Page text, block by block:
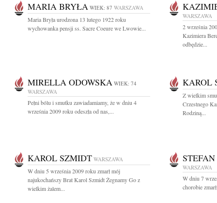
MARIA BRYŁA WIEK: 87 WARSZAWA
Maria Bryła urodzona 13 lutego 1922 roku
wychowanka pensji ss. Sacre Coeure we Lwowie...
WARSZAWA
2 września
Kazimiera
odbędzie...
MIRELLA ODOWSKA WIEK: 74
WARSZAWA
Pełni bólu i smutku zawiadamiamy, że w dniu 4
września 2009 roku odeszła od nas,...
KAROL
Z wielkim
Crzestnego
Rodziną...
KAROL SZMIDT WARSZAWA
W dniu 5 września 2009 roku zmarł mój
najukochańszy Brat Karol Szmidt Żegnamy Go z
wielkim żalem...
WARSZAWA
W dniu 7
chorobie